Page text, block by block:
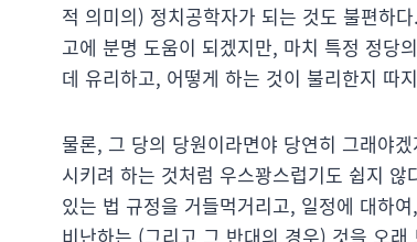
적 의미의) 정치공학자가 되는 것도 불편하
고에 분명 도움이 되겠지만, 마치 특정 정당
데 유리하고, 어떻게 하는 것이 불리한지 따
물론, 그 당의 당원이라면야 당연히 그래야
시키려 하는 것처럼 우스꽝스럽기도 쉽지
있는 법 규정을 거들먹거리고, 일정에 대하
비난하는 (그리고 그 반대의 경우) 것을 오